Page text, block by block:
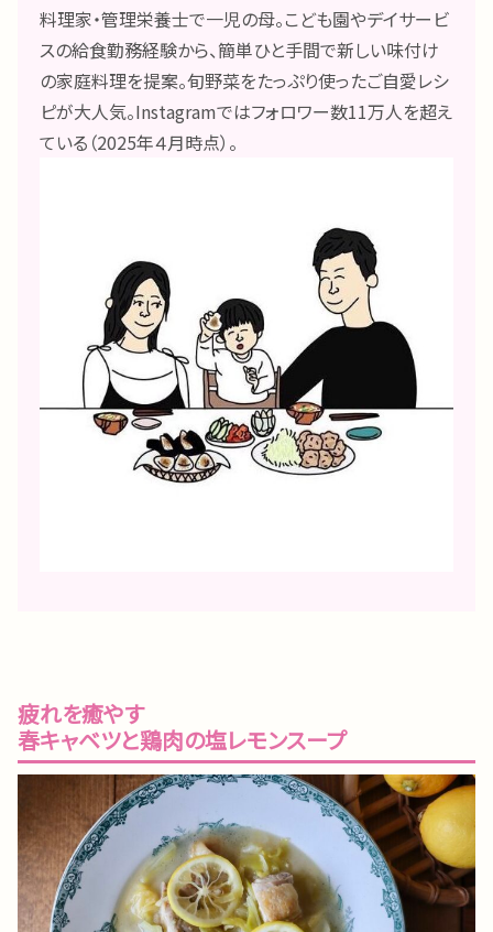
料理家・管理栄養士で一児の母。こども園やデイサービ
スの給食勤務経験から、簡単ひと手間で新しい味付け
の家庭料理を提案。旬野菜をたっぷり使ったご自愛レシ
ピが大人気。Instagramではフォロワー数11万人を超え
ている（2025年４月時点）。
疲れを癒やす
春キャベツと鶏肉の塩レモンスープ